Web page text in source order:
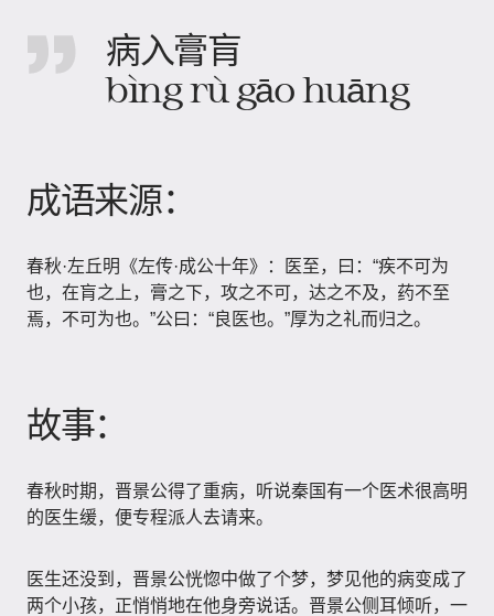
病入膏肓
bìng rù gāo huāng
成语来源：
春秋·左丘明《左传·成公十年》：医至，曰：“疾不可为
也，在肓之上，膏之下，攻之不可，达之不及，药不至
焉，不可为也。”公曰：“良医也。”厚为之礼而归之。
故事：
春秋时期，晋景公得了重病，听说秦国有一个医术很高明
的医生缓，便专程派人去请来。
医生还没到，晋景公恍惚中做了个梦，梦见他的病变成了
两个小孩，正悄悄地在他身旁说话。晋景公侧耳倾听，一